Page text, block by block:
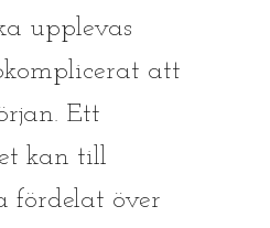
upplevas
att
Ett
kan till
fördelat över